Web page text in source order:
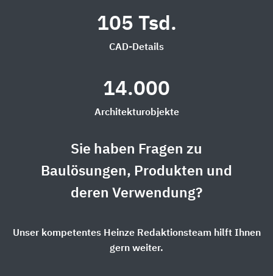
105 Tsd.
CAD-Details
14.000
Architekturobjekte
Sie haben Fragen zu
Baulösungen, Produkten und
deren Verwendung?
Unser kompetentes Heinze Redaktionsteam hilft Ihnen
gern weiter.